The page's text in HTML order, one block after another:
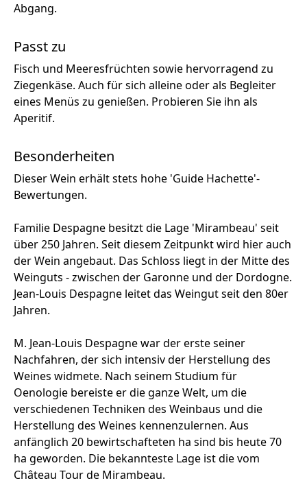
Abgang.
Passt zu
Fisch und Meeresfrüchten sowie hervorragend zu
Ziegenkäse. Auch für sich alleine oder als Begleiter
eines Menüs zu genießen. Probieren Sie ihn als
Aperitif.
Besonderheiten
Dieser Wein erhält stets hohe 'Guide Hachette'-
Bewertungen.
Familie Despagne besitzt die Lage 'Mirambeau' seit
über 250 Jahren. Seit diesem Zeitpunkt wird hier auch
der Wein angebaut. Das Schloss liegt in der Mitte des
Weinguts - zwischen der Garonne und der Dordogne.
Jean-Louis Despagne leitet das Weingut seit den 80er
Jahren.
M. Jean-Louis Despagne war der erste seiner
Nachfahren, der sich intensiv der Herstellung des
Weines widmete. Nach seinem Studium für
Oenologie bereiste er die ganze Welt, um die
verschiedenen Techniken des Weinbaus und die
Herstellung des Weines kennenzulernen. Aus
anfänglich 20 bewirtschafteten ha sind bis heute 70
ha geworden. Die bekannteste Lage ist die vom
Château Tour de Mirambeau.